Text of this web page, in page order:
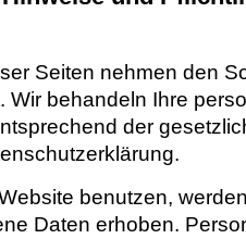
Seiten nehmen den
Wir behandeln Ihre
der
benutzen,
Daten erhoben.